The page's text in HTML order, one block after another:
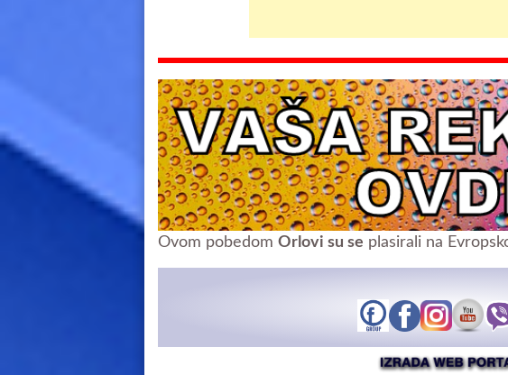
Ovom pobedom Orlovi su se plasirali na